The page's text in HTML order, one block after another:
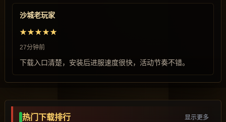
沙城老玩家
★★★★★
27分钟前
下载入口清楚，安装后进服速度很快，活动节奏不错。
热门下载排行 显示更多